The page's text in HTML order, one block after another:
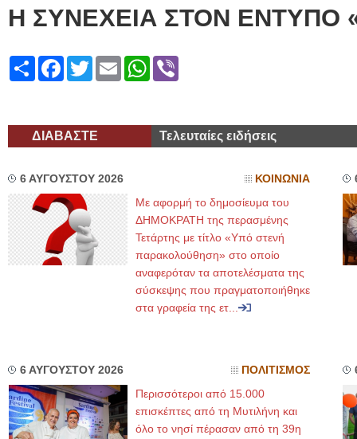
Η ΣΥΝΕΧΕΙΑ ΣΤΟΝ ΕΝΤΥΠΟ
ShareFacebook
TwitterEmailWhatsApp
ΔΙΑΒΑΣΤΕ Τελευταίες ειδήσεις
6 ΑΥΓΟΥΣΤΟΥ 2026 ΚΟΙΝΩΝΙΑ
Με αφορμή το δημοσίευμα του
ΔΗΜΟΚΡΑΤΗ της περασμένης
Τετάρτης με τίτλο «Υπό στενή
παρακολούθηση» στο οποίο
αναφερόταν τα αποτελέσματα της
σύσκεψης που πραγματοποιήθηκε
στα γραφεία της ετ...
6 ΑΥΓΟΥΣΤΟΥ 2026 ΠΟΛΙΤΙΣΜΟΣ
Περισσότεροι από 15.000
επισκέπτες από τη Μυτιλήνη και
όλο το νησί πέρασαν από τη 39η